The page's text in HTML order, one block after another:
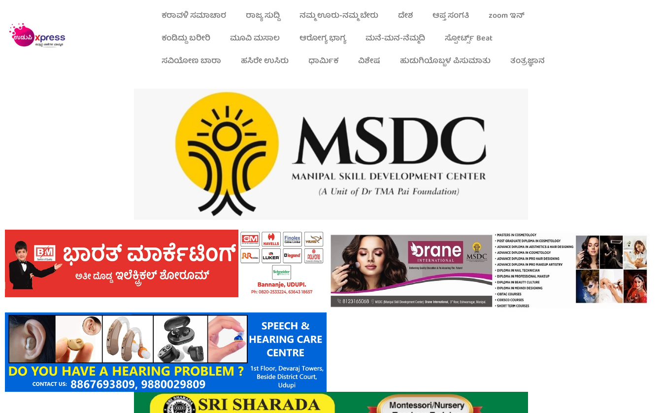
ಕರಾವಳಿ ಸಮಾಚಾರ ರಾಜ್ಯ ಸುದ್ದಿ ನಮ್ಮ ಊರು-ನಮ್ಮ ಬೇರು ದೇಶ ಆಪ್ತ ಸಂಗತಿ
zoom ಇನ್
ಕಂಡಿದ್ದು ಬರೀರಿ
ಮೂವಿ ಮಸಾಲ ಆರೋಗ್ಯ ಭಾಗ್ಯ ಮನೆ-ಮನ-ನೆಮ್ಮದಿ
ಸ್ಪೋರ್ಟ್ಸ್ Beat
ಸವಿಯೋಣ ಬಾರಾ
ಹಸಿರೇ ಉಸಿರು ಧಾರ್ಮಿಕ ವಿಶೇಷ ಹುಡುಗಿಯೊಬ್ಬಳ ಪಿಸುಮಾತು ತಂತ್ರಜ್ಞಾನ